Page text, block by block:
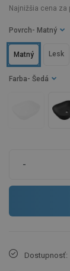
Najnižšia cena za
Farba - Šedá
Povrch - Matný
Lesk
Matný
-
Dostupnosť: